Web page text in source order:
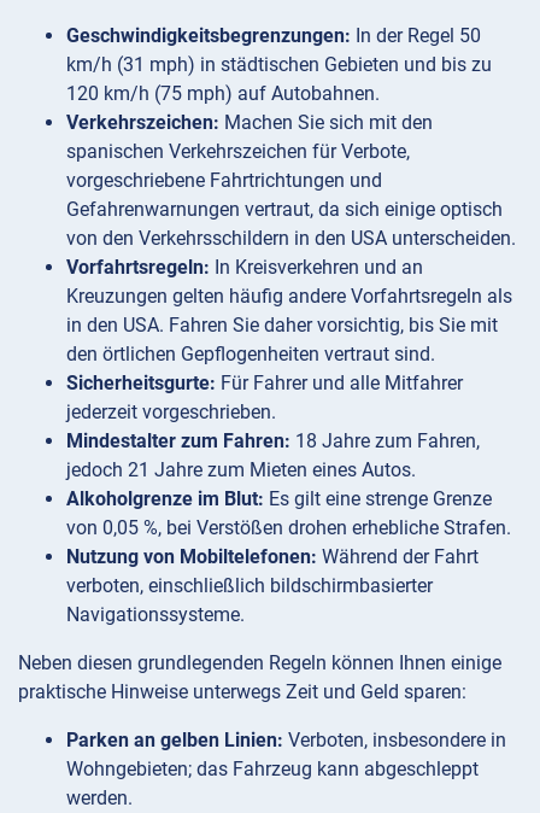
Geschwindigkeitsbegrenzungen: In der Regel 50
km/h (31 mph) in städtischen Gebieten und bis zu
120 km/h (75 mph) auf Autobahnen.
Verkehrszeichen: Machen Sie sich mit den
spanischen Verkehrszeichen für Verbote,
vorgeschriebene Fahrtrichtungen und
Gefahrenwarnungen vertraut, da sich einige optisch
von den Verkehrsschildern in den USA unterscheiden.
Vorfahrtsregeln: In Kreisverkehren und an
Kreuzungen gelten häufig andere Vorfahrtsregeln als
in den USA. Fahren Sie daher vorsichtig, bis Sie mit
den örtlichen Gepflogenheiten vertraut sind.
Sicherheitsgurte: Für Fahrer und alle Mitfahrer
jederzeit vorgeschrieben.
Mindestalter zum Fahren: 18 Jahre zum Fahren,
jedoch 21 Jahre zum Mieten eines Autos.
Alkoholgrenze im Blut: Es gilt eine strenge Grenze
von 0,05 %, bei Verstößen drohen erhebliche Strafen.
Nutzung von Mobiltelefonen: Während der Fahrt
verboten, einschließlich bildschirmbasierter
Navigationssysteme.
Neben diesen grundlegenden Regeln können Ihnen einige
praktische Hinweise unterwegs Zeit und Geld sparen:
Parken an gelben Linien: Verboten, insbesondere in
Wohngebieten; das Fahrzeug kann abgeschleppt
werden.